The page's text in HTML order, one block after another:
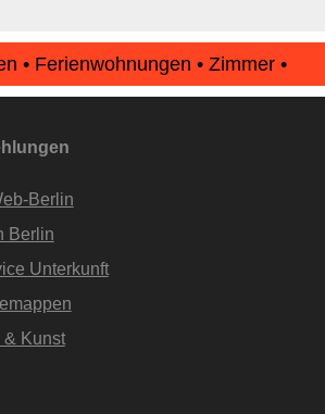
• Ferienwohnungen • Zimmer •
Unterkunft.de
Berlin
Berlin
Unterkunft
& Kunst